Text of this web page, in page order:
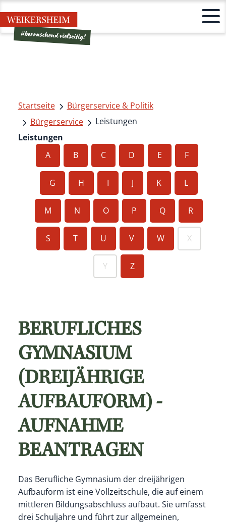
Startseite
Bürgerservice & Politik
Bürgerservice
Leistungen
Leistungen
A
B C D E F
G H I J K L
M N O P Q R
S T U V W X
Y Z
BERUFLICHES
GYMNASIUM
(DREIJÄHRIGE
AUFBAUFORM) -
AUFNAHME
BEANTRAGEN
Das Berufliche Gymnasium der dreijährigen
Aufbauform ist eine Vollzeitschule, die auf einem
mittleren Bildungsabschluss aufbaut. Sie umfasst
drei Schuljahre und führt zur allgemeinen,